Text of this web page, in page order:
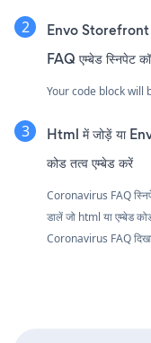
Envo
FAQ एम्बेड स्निपेट
Your code block will
Html में जोड़ें या
कोड तत्व एम्बेड करें
Coronavirus FAQ
डालें जो html या एम्बेड
Coronavirus FAQ